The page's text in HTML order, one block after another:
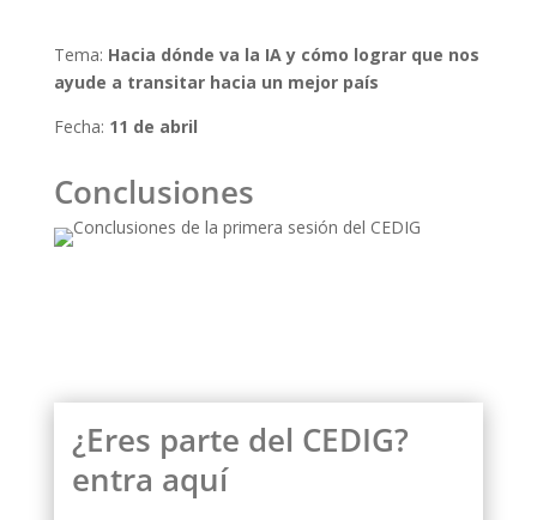
Tema: Hacia dónde va la IA y cómo lograr que nos
ayude a transitar hacia un mejor país
Fecha: 11 de abril
Conclusiones
¿Eres parte del CEDIG?
entra aquí